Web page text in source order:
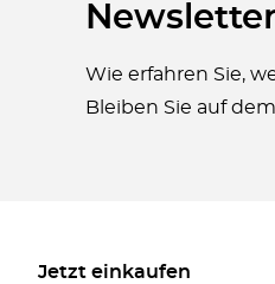
Wie erfahren Sie,
Bleiben Sie auf
Jetzt einkaufen